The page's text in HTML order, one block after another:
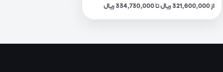
از 321,600,000 ریال تا 334,730,000 ریال